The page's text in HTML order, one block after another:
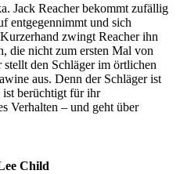
Jack Reacher bekommt zufällig
entgegennimmt und sich
zwingt Reacher ihn
die nicht zum ersten Mal von
den Schläger im örtlichen
aus. Denn der Schläger ist
ist berüchtigt für ihr
Verhalten – und geht über
Child